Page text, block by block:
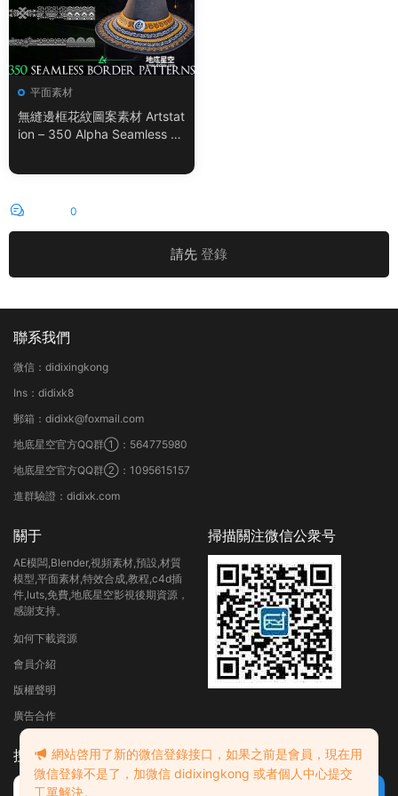
平面素材
無縫邊框花紋圖案素材 Artstat
ion – 350 Alpha Seamless Bo
0
請先 登錄
聯系我們
微信：didixingkong
Ins：didixk8
郵箱：didixk@foxmail.com
地底星空官方QQ群①：564775980
地底星空官方QQ群②：1095615157
進群驗證：didixk.com
關于
AE模闆,Blender,視頻素材,預設,材質
模型,平面素材,特效合成,教程,c4d插
件,luts,免費,地底星空影視後期資源，
感謝支持。
如何下載資源
會員介紹
版權聲明
廣告合作
掃描關注微信公衆号
搜索
網站啓用了新的微信登錄接口，如果之前是會員，現在用
微信登錄不是了，加微信 didixingkong 或者個人中心提交
工單解決。